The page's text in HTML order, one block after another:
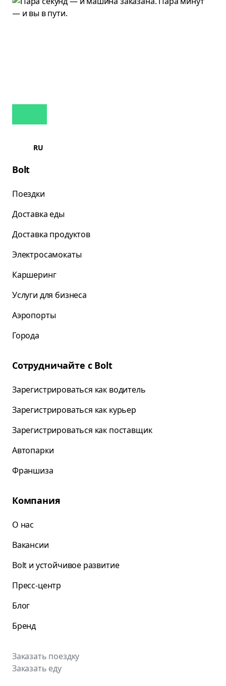
RU
Bolt
Поездки
Доставка еды
Доставка продуктов
Электросамокаты
Каршеринг
Услуги для бизнеса
Аэропорты
Города
Сотрудничайте с Bolt
Зарегистрироваться как водитель
Зарегистрироваться как курьер
Зарегистрироваться как поставщик
Автопарки
Франшиза
Компания
О нас
Вакансии
Bolt и устойчивое развитие
Пресс-центр
Блог
Бренд
Заказать поездку
Заказать еду